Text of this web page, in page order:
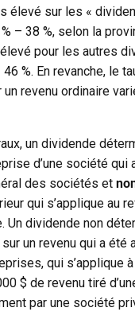
élevé sur les «
– 38 %, selon la
pour les autres
46 %. En revanche, le
revenu ordinaire
un dividende
d’une société qui
des sociétés et
qui s’applique au
Un dividende non
un revenu qui a été
qui s’applique
$ de revenu tiré
par une société